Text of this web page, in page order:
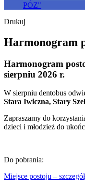
POZ"
Drukuj
Harmonogram
Harmonogram
sierpniu 2026 r.
W sierpniu dentobus
Stara Iwiczna, Stary
Zapraszamy do
dzieci i młodzież do
Do pobrania:
Miejsce postoju –